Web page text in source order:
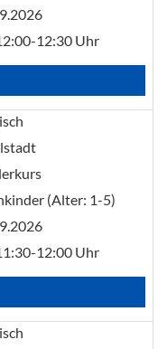
12:30 Uhr
(Alter: 1-5)
12:00 Uhr